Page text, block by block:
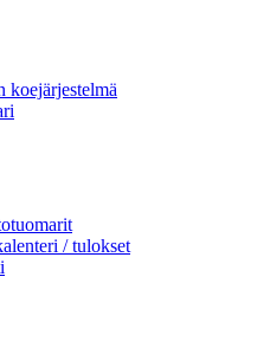
koejärjestelmä
/ tulokset